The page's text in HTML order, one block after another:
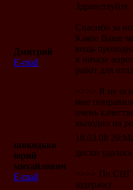
Дмитрий
E-mail
Здравствуйте.
Спасибо за
Какое Ваше
вещь
в начале
работ для
>>>> Я не
мне
очень
выходил на
шокодько
юрий
михайлович
E-mail
18.03.08
диски
>>>> По СНГ
задержку